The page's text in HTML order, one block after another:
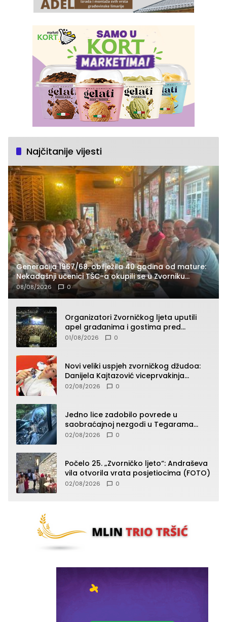
Najčitanije vijesti
Generacija 1967/68. obilježila 40 godina od mature:
Nekadašnji učenici TŠC-a okupili se u Zvorniku
(FOTO)
08/08/2026 0
Organizatori Zvorničkog ljeta uputili
apel građanima i gostima pred
početak koncertnog programa
01/08/2026 0
Novi veliki uspjeh zvorničkog džudoa:
Danijela Kajtazović viceprvakinja
Balkana u seniorskoj konkurenciji
02/08/2026 0
Jedno lice zadobilo povrede u
saobraćajnoj nezgodi u Tegarama
(FOTO)
02/08/2026 0
Počelo 25. „Zvorničko ljeto“: Andraševa
vila otvorila vrata posjetiocima (FOTO)
02/08/2026 0